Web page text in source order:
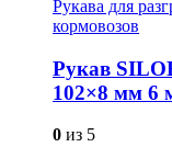
Рукава для
кормовозов
Рукав
102×8 мм 6
0 из 5